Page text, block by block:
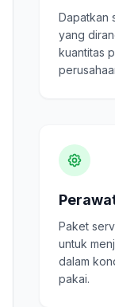
Dapatkan
yang
kuantitas
Paket
untuk
dalam
pakai.